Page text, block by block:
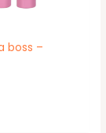
boss –